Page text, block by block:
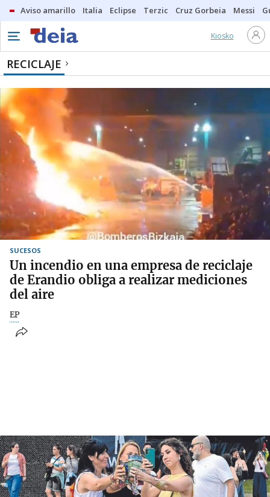
Aviso amarillo Italia Eclipse Terzic Cruz Gorbeia Messi
Kiosko
RECICLAJE
SUCESOS
Un incendio en una empresa de reciclaje
de Erandio obliga a realizar mediciones
del aire
EP